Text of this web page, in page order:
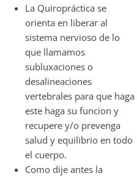
La Quiropráctica se
orienta en liberar al
sistema nervioso de lo
que llamamos
subluxaciones o
desalineaciones
vertebrales para que haga
este haga su funcion y
recupere y/o prevenga
salud y equilibrio en todo
el cuerpo.
Como dije antes la